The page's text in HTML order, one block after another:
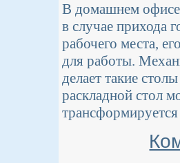
В домашнем офисе
в случае прихода
рабочего места,
для работы.
делает такие
раскладной стол